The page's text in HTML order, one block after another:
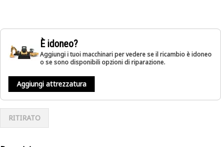
È idoneo?
Aggiungi i tuoi macchinari per vedere se il ricambio è idoneo
o se sono disponibili opzioni di riparazione.
Aggiungi attrezzatura
RITIRATO